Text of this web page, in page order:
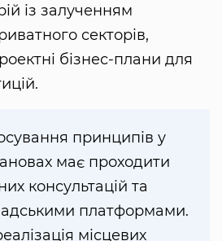
із залученням
секторів,
бізнес-плани для
принципів у
має проходити
консультацій та
платформами.
місцевих